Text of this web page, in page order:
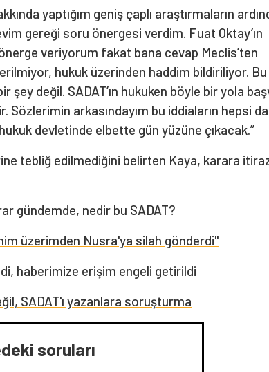
yaptığım geniş çaplı araştırmaların
gereği soru önergesi verdim. Fuat Oktay’ın
veriyorum fakat bana cevap Meclis’ten
hukuk üzerinden haddim bildiriliyor.
şey değil. SADAT’ın hukuken böyle bir yola
Sözlerimin arkasındayım bu iddiaların hepsi
devletinde elbette gün yüzüne çıkacak.”
tebliğ edilmediğini belirten Kaya, karara
gündemde, nedir bu SADAT?
üzerimden Nusra'ya silah gönderdi"
haberimize erişim engeli getirildi
SADAT'ı yazanlara soruşturma
soruları